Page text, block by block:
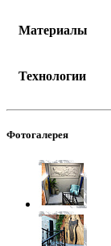
Материалы
Технологии
Фотогалерея